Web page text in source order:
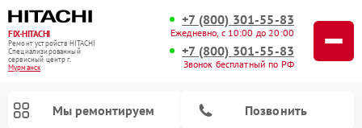
FIX-HITACHI
Ремонт устройств HITACHI
Специализированный
cервисный центр г.
Мурманск
+7 (800) 301-55-83
Ежедневно, с 10:00 до 20:00
+7 (800) 301-55-83
Звонок бесплатный по РФ
Мы ремонтируем Позвонить